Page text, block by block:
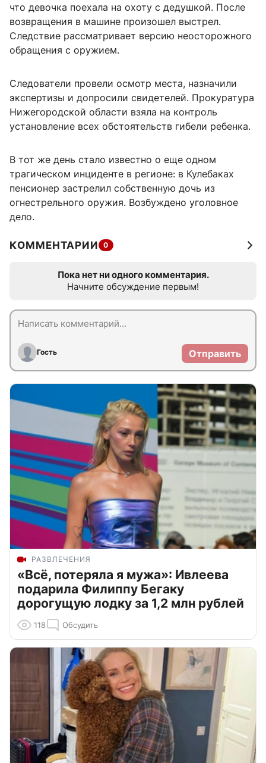
что девочка поехала на охоту с дедушкой. После
возвращения в машине произошел выстрел.
Следствие рассматривает версию неосторожного
обращения с оружием.
Следователи провели осмотр места, назначили
экспертизы и допросили свидетелей. Прокуратура
Нижегородской области взяла на контроль
установление всех обстоятельств гибели ребенка.
В тот же день стало известно о еще одном
трагическом инциденте в регионе: в Кулебаках
пенсионер застрелил собственную дочь из
огнестрельного оружия. Возбуждено уголовное
дело.
КОММЕНТАРИИ 0
Пока нет ни одного комментария.
Начните обсуждение первым!
Гость Отправить
РАЗВЛЕЧЕНИЯ
«Всё, потеряла я мужа»: Ивлеева
подарила Филиппу Бегаку
дорогущую лодку за 1,2 млн рублей
118 Обсудить